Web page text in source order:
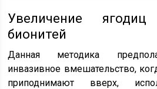
Увеличение
бионитей
Данная методика
инвазивное вмешательство,
приподнимают вверх,